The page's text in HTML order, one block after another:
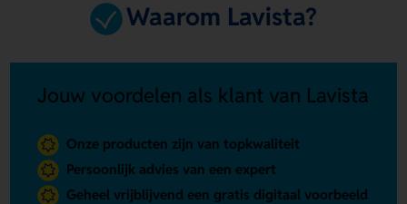
Waarom Lavista?
Jouw voordelen als klant van Lavista
Onze producten zijn van topkwaliteit
Persoonlijk advies van een expert
Geheel vrijblijvend een gratis digitaal voorbeeld